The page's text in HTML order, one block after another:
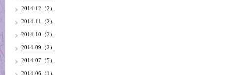
2014-12（2）
2014-11（2）
2014-10（2）
2014-09（2）
2014-07（5）
2014-06（1）